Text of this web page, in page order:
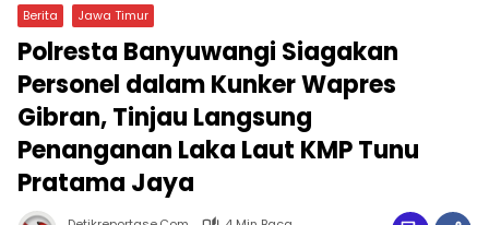
Berita Jawa Timur
Polresta Banyuwangi Siagakan
Personel dalam Kunker Wapres
Gibran, Tinjau Langsung
Penanganan Laka Laut KMP Tunu
Pratama Jaya